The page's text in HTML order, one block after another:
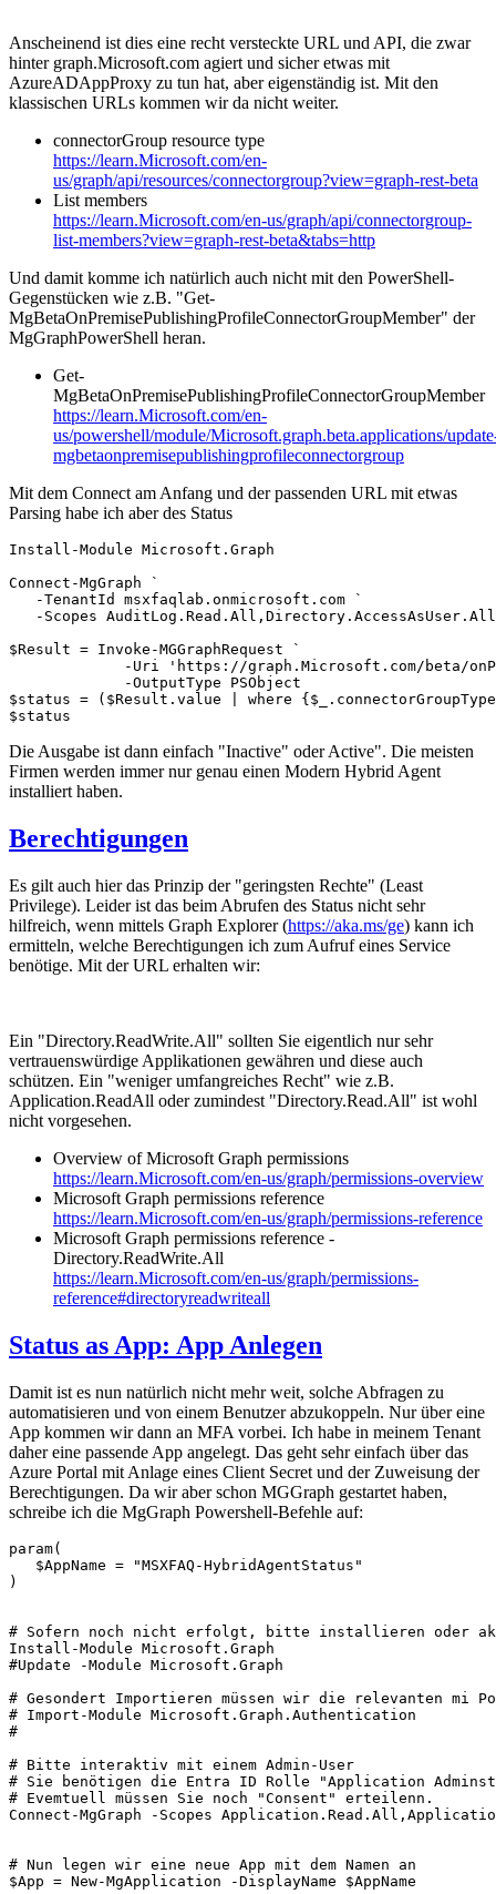
Anscheinend ist dies eine recht versteckte URL und API, die zwar
hinter graph.Microsoft.com agiert und sicher etwas mit
AzureADAppProxy zu tun hat, aber eigenständig ist. Mit den
klassischen URLs kommen wir da nicht weiter.
connectorGroup resource type
https://learn.Microsoft.com/en-
us/graph/api/resources/connectorgroup?view=graph-rest-beta
List members
https://learn.Microsoft.com/en-us/graph/api/connectorgroup-
list-members?view=graph-rest-beta&tabs=http
Und damit komme ich natürlich auch nicht mit den PowerShell-
Gegenstücken wie z.B. "Get-
MgBetaOnPremisePublishingProfileConnectorGroupMember" der
MgGraphPowerShell heran.
Get-
MgBetaOnPremisePublishingProfileConnectorGroupMember
https://learn.Microsoft.com/en-
us/powershell/module/Microsoft.graph.beta.applications/
mgbetaonpremisepublishingprofileconnectorgroup
Mit dem Connect am Anfang und der passenden URL mit etwas
Parsing habe ich aber des Status
Install-Module Microsoft.Graph
Connect-MgGraph `
   -TenantId msxfaqlab.onmicrosoft.com `
-Scopes
$Result = Invoke-MGGraphRequest `
-Uri 'https://graph.Microsoft.com/beta/
             -OutputType PSObject
$status = ($Result.value | where
Die Ausgabe ist dann einfach "Inactive" oder Active". Die meisten
Firmen werden immer nur genau einen Modern Hybrid Agent
installiert haben.
Berechtigungen
Es gilt auch hier das Prinzip der "geringsten Rechte" (Least
Privilege). Leider ist das beim Abrufen des Status nicht sehr
hilfreich, wenn mittels Graph Explorer (https://aka.ms/ge) kann ich
ermitteln, welche Berechtigungen ich zum Aufruf eines Service
benötige. Mit der URL erhalten wir:
Ein "Directory.ReadWrite.All" sollten Sie eigentlich nur sehr
vertrauenswürdige Applikationen gewähren und diese auch
schützen. Ein "weniger umfangreiches Recht" wie z.B.
Application.ReadAll oder zumindest "Directory.Read.All" ist wohl
nicht vorgesehen.
Overview of Microsoft Graph permissions
https://learn.Microsoft.com/en-us/graph/permissions-overview
Microsoft Graph permissions reference
https://learn.Microsoft.com/en-us/graph/permissions-reference
Microsoft Graph permissions reference -
Directory.ReadWrite.All
https://learn.Microsoft.com/en-us/graph/permissions-
reference#directoryreadwriteall
Status as App: App Anlegen
Damit ist es nun natürlich nicht mehr weit, solche Abfragen zu
automatisieren und von einem Benutzer abzukoppeln. Nur über eine
App kommen wir dann an MFA vorbei. Ich habe in meinem Tenant
daher eine passende App angelegt. Das geht sehr einfach über das
Azure Portal mit Anlage eines Client Secret und der Zuweisung der
Berechtigungen. Da wir aber schon MGGraph gestartet haben,
schreibe ich die MgGraph Powershell-Befehle auf:
param(
   $AppName = "MSXFAQ-HybridAgentStatus"
)
# Sofern noch nicht erfolgt, bitte installieren oder
Install-Module Microsoft.Graph
#Update -Module Microsoft.Graph
# Gesondert Importieren müssen wir die relevanten mi
# Import-Module Microsoft.Graph.Authentication
#
# Bitte interaktiv mit einem Admin-User
# Sie benötigen die Entra ID Rolle "Application
# Evemtuell müssen Sie noch "Consent" erteilenn.
Connect-MgGraph -Scopes
# Nun legen wir eine neue App mit dem Namen an
$App = New-MgApplication -DisplayName $AppName